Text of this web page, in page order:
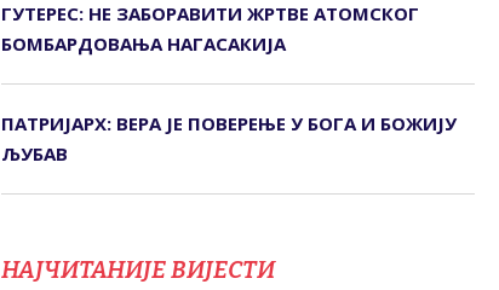
ГУТЕРЕС: НЕ ЗАБОРАВИТИ ЖРТВЕ АТОМСКОГ
БОМБАРДОВАЊА НАГАСАКИЈА
ПАТРИЈАРХ: ВЕРА ЈЕ ПОВЕРЕЊЕ У БОГА И БОЖИЈУ
ЉУБАВ
НАЈЧИТАНИЈЕ ВИЈЕСТИ